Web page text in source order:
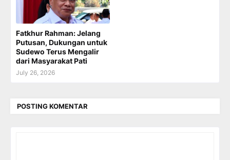
Fatkhur Rahman: Jelang
Putusan, Dukungan untuk
Sudewo Terus Mengalir
dari Masyarakat Pati
July 26, 2026
POSTING KOMENTAR